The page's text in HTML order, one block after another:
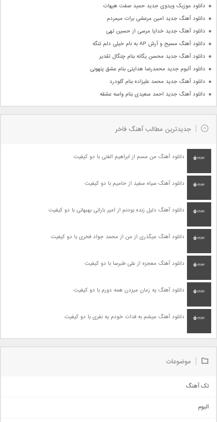
دانلود موزیک ویدوی جدید حمید صفت هیهات
دانلود آهنگ جدید امین مرعشی برات میمردم
دانلود آهنگ جدید خدایا مرسی از حسین تهی
دانلود آهنگ مسیح و آرش AP به نام خیلی دلم تنگه
دانلود آهنگ جدید محسن یگانه بنام چنگال تقدیر
دانلود آلبوم جدید محمدرضا هدایتی بنام عشق پنهونی
دانلود آهنگ جدید محمد علیزاده بنام گلودرد
دانلود آهنگ جدید احمد سعیدی بنام واسه عشقه
جدیدترین مطالب آهنگ فاخر
دانلود آهنگ من مسم از ابراهیم الفتی با دو کیفیت
دانلود آهنگ سیاه سفید از حامیم با دو کیفیت
دانلود آهنگ دلیل زنده بودنم از امیر بارانی بهبهانی با دو کیفیت
دانلود آهنگ میگذری از من از محمد جواد فخری با دو کیفیت
دانلود آهنگ معجزه از علی طبرسا با دو کیفیت
دانلود آهنگ یه زمان میزدن همه دورم با دو کیفیت
دانلود آهنگ میشم به فدات خودم یه نفری با دو کیفیت
موضوعات
تک آهنگ
البوم